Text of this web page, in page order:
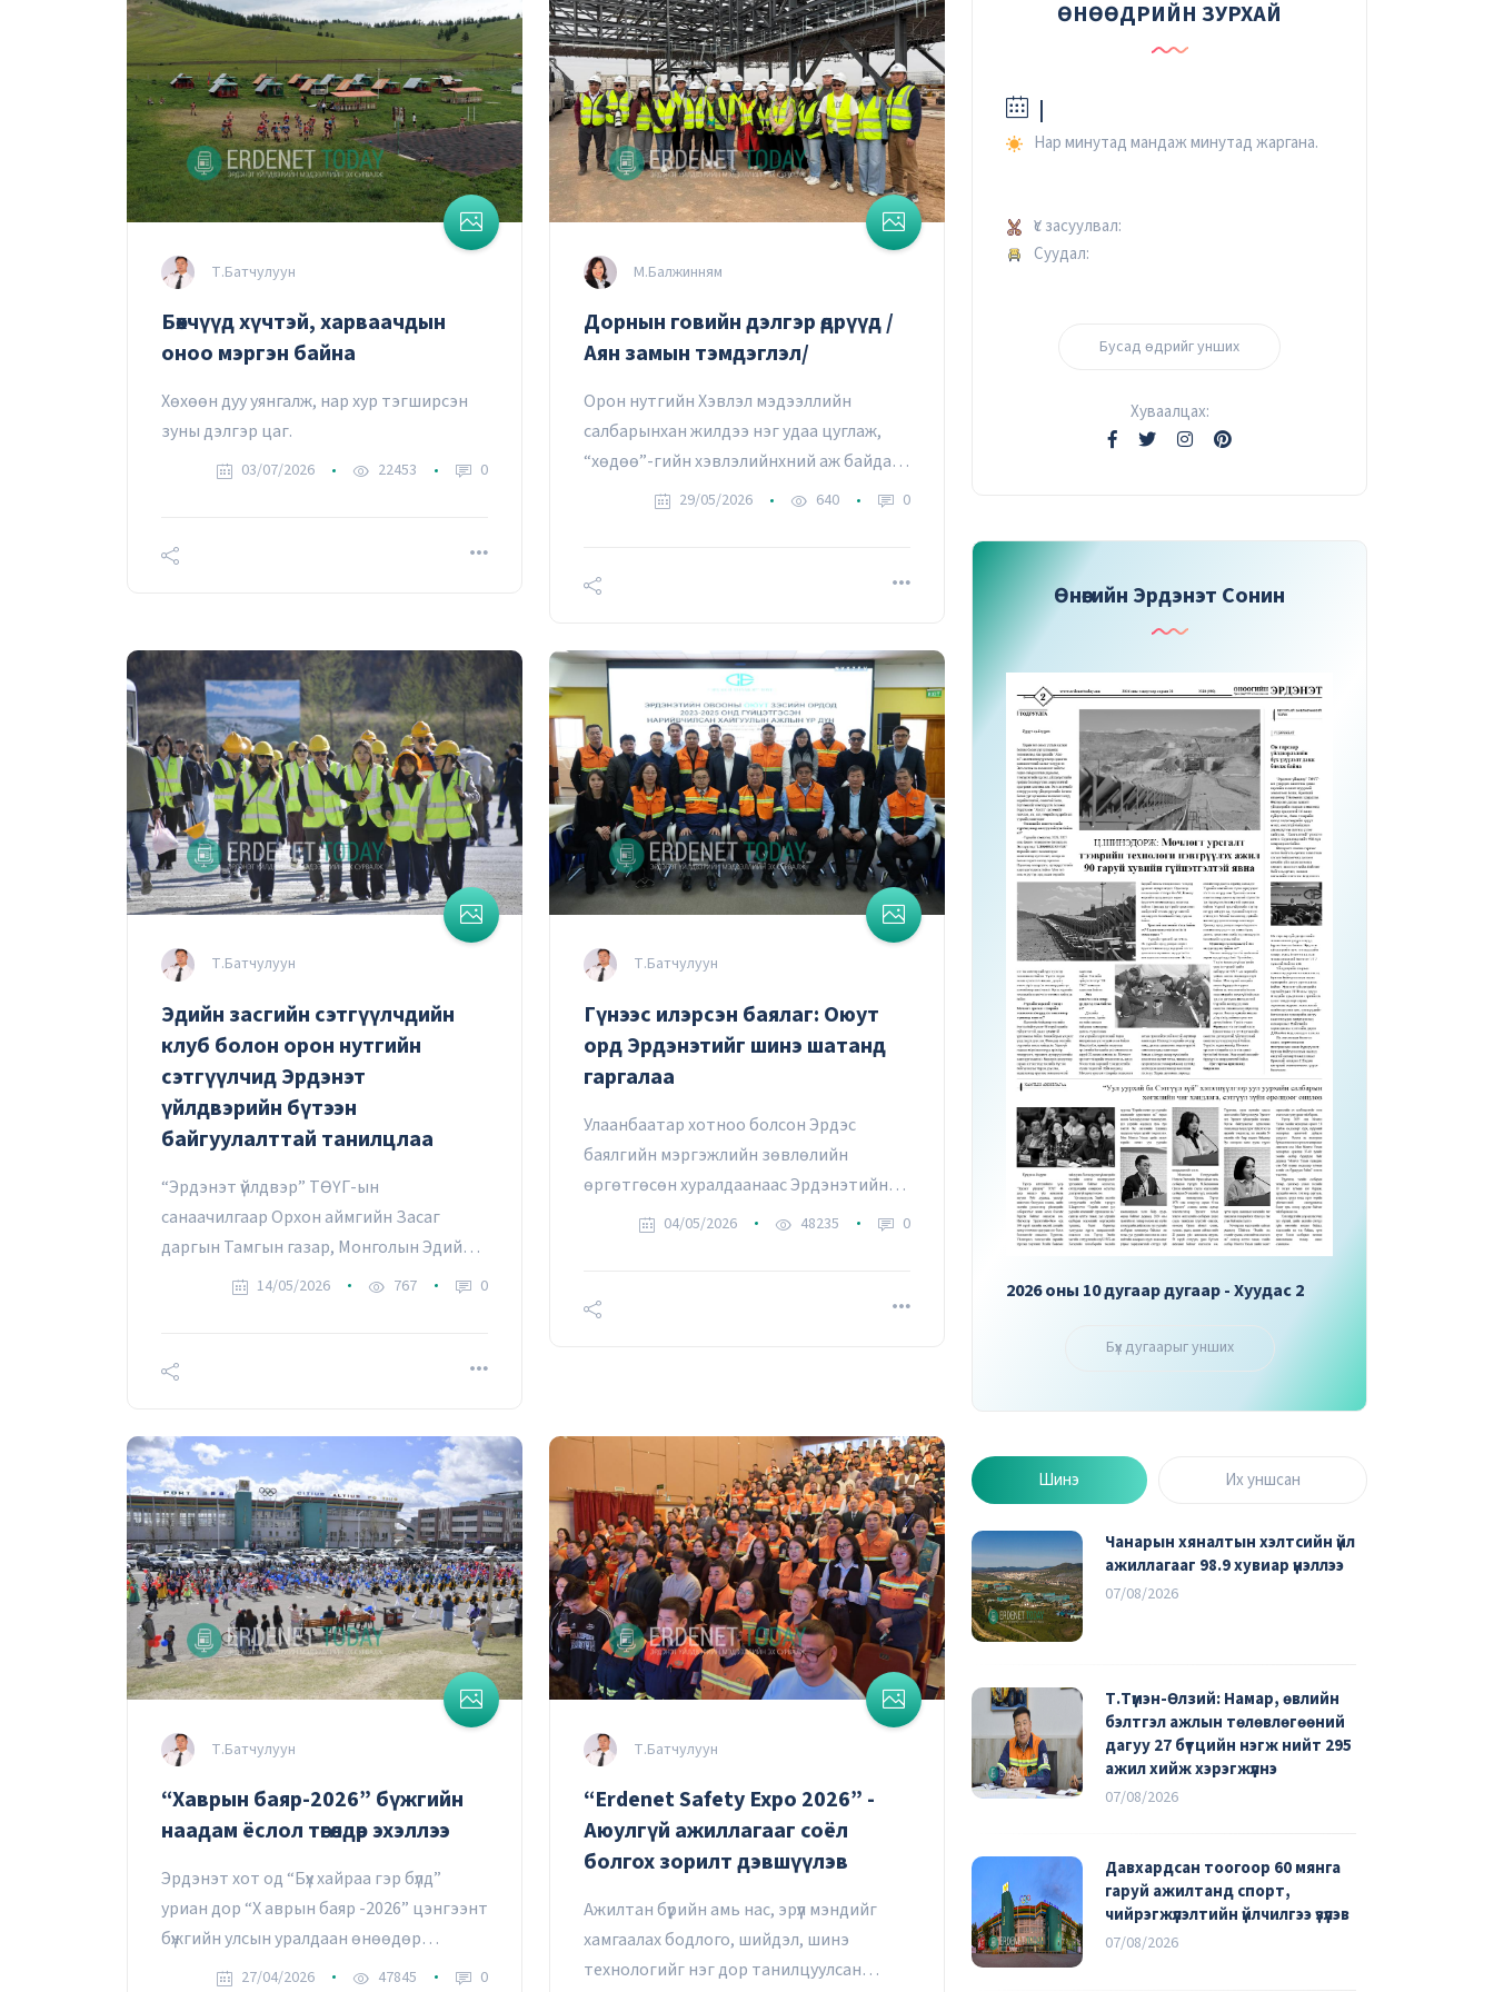
Т.Батчулуун
Бөхчүүд хүчтэй, харваачдын
оноо мэргэн байна
Хөхөөн дуу уянгалж, нар хур тэгширсэн
зуны дэлгэр цаг.
03/07/2026 22453 0
М.Балжинням
Дорнын говийн дэлгэр өдрүүд /
Аян замын тэмдэглэл/
Орон нутгийн Хэвлэл мэдээллийн
салбарынхан жилдээ нэг удаа цуглаж,
“хөдөө”-гийн хэвлэлийнхний аж байдал,
ажил үйлс, жаргал зовлонгоо тогоон
29/05/2026 640 0
Т.Батчулуун
Эдийн засгийн сэтгүүлчдийн
клуб болон орон нутгийн
сэтгүүлчид Эрдэнэт
үйлдвэрийн бүтээн
байгуулалттай танилцлаа
“Эрдэнэт үйлдвэр” ТӨҮГ-ын
санаачилгаар Орхон аймгийн Засаг
даргын Тамгын газар, Монголын Эдийн
засгийн сэтгүүлчдийн клуб, Монголын
засаг, уул уурхайн салбарын сэтгүүлчдэд
өнөөдөр зохион байгууллаа.
14/05/2026 767 0
Т.Батчулуун
Гүнээс илэрсэн баялаг: Оюут
орд Эрдэнэтийг шинэ шатанд
гаргалаа
Улаанбаатар хотноо болсон Эрдэс
баялгийн мэргэжлийн зөвлөлийн
өргөтгөсөн хуралдаанаас Эрдэнэтийн
ирээдүйг тодорхойлох нэгэн чухал
04/05/2026 48235 0
Т.Батчулуун
“Хаврын баяр-2026” бүжгийн
наадам ёслол төгөлдөр эхэллээ
Эрдэнэт хот од “Бүх хайраа гэр бүлд”
уриан дор “Х аврын баяр -2026” цэнгээнт
бүжгийн улсын уралдаан өнөөдөр
эхэллээ.
27/04/2026 47845 0
Т.Батчулуун
“Erdenet Safety Expo 2026” -
Аюулгүй ажиллагааг соёл
болгох зорилт дэвшүүлэв
Ажилтан бүрийн амь нас, эрүүл мэндийг
хамгаалах бодлого, шийдэл, шинэ
технологийг нэг дор танилцуулсан
ӨНӨӨДРИЙН ЗУРХАЙ
|
Нар минутад мандаж минутад жаргана.
Үс засуулвал:
Суудал:
Бусад өдрийг унших
Хуваалцах:
Өнөөгийн Эрдэнэт Сонин
2026 оны 10 дугаар дугаар - Хуудас 1 2026 оны 10 дугаар дугаар - Хуудас 3
Бүх дугаарыг унших
Шинэ Их уншсан
Чанарын хяналтын хэлтсийн үйл
ажиллагааг 98.9 хувиар үнэллээ
07/08/2026
Т.Түмэн-Өлзий: Намар, өвлийн
бэлтгэл ажлын төлөвлөгөөний
дагуу 27 бүтцийн нэгж нийт 295
ажил хийж хэрэгжүүлнэ
07/08/2026
Давхардсан тоогоор 60 мянга
гаруй ажилтанд спорт,
чийрэгжүүлэлтийн үйлчилгээ үзүүлэв
07/08/2026